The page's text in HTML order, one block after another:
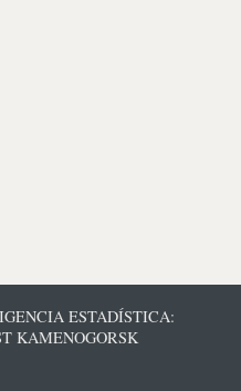
ESTADÍSTICA:
KAMENOGORSK